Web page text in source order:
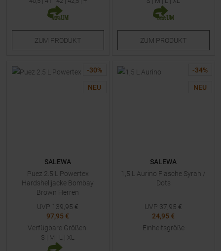
ZUM PRODUKT ZUM PRODUKT
-30%
NEU
SALEWA
Puez 2.5 L Powertex
Hardshelljacke Bombay
Brown Herren
UVP 139,95 €
97,95 €
Verfügbare Größen:
S | M | L | XL
-34%
NEU
SALEWA
1,5 L Aurino Flasche Syrah /
Dots
UVP 37,95 €
24,95 €
Einheitsgröße